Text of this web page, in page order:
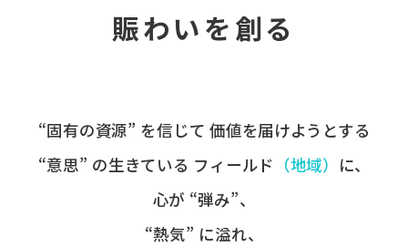
賑わいを創る
“固有の​資源” を​信じて 価値を​届けようとする​
“意思” の​生きている フィールド ​（地域） に、
心が​ “弾み”、
“熱気” に​溢れ、